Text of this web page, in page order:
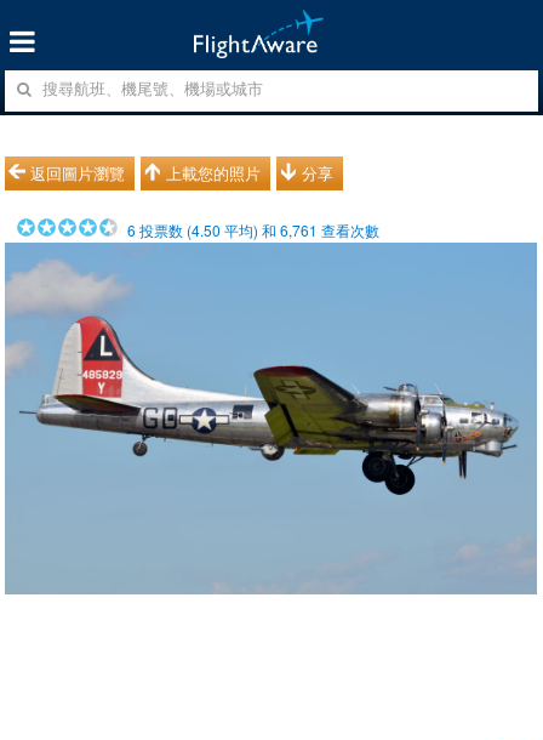
返回圖片瀏覽 上載您的照片 分享
6 投票数 (4.50 平均) 和6,761 查看次數